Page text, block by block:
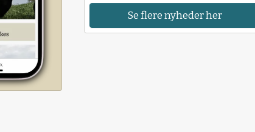
Se flere nyheder her